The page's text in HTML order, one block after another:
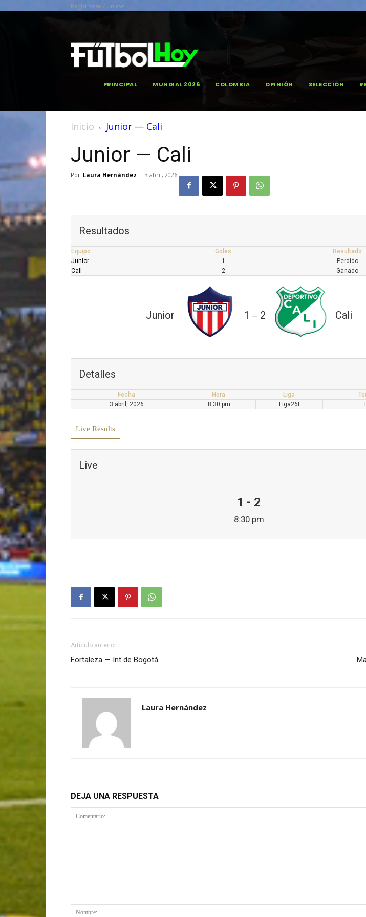
Registrarse / Unirse
PRINCIPAL MUNDIAL 2026 COLOMBIA OPINIÓN SELECCIÓN
Inicio Junior — Cali
Junior — Cali
Por Laura Hernández - 3 abril, 2026
Resultados
Equipo Goles
Resultado
Junior
1
Perdido
Cali
2 Ganado
Junior 1 — 2 Cali
Detalles
Fecha Hora Liga
3 abril, 2026
8:30 pm Liga26I
Live Results
Live
1 - 2
8:30 pm
Artículo anterior
Fortaleza — Int de Bogotá
Laura Hernández
DEJA UNA RESPUESTA